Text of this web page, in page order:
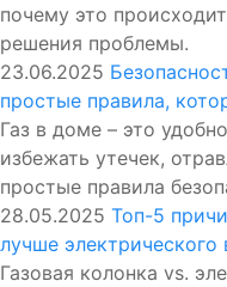
почему это
решения проблемы.
23.06.2025
простые правила,
Газ в доме – это
избежать утечек,
простые правила
28.05.2025 Топ-5
лучше электрического
Газовая колонка vs.